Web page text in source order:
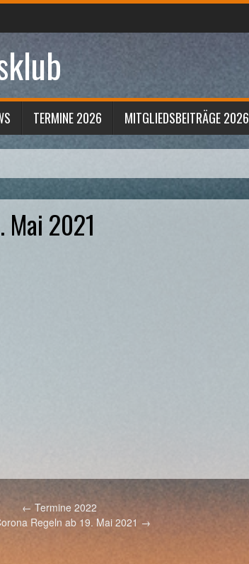
TERMINE 2026 MITGLIEDSBEITRÄGE 2026
Mai 2021
← Termine 2022
Regeln ab 19. Mai 2021 →